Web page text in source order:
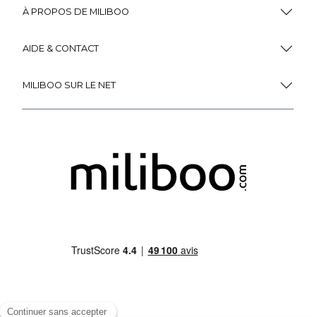
À PROPOS DE MILIBOO
AIDE & CONTACT
MILIBOO SUR LE NET